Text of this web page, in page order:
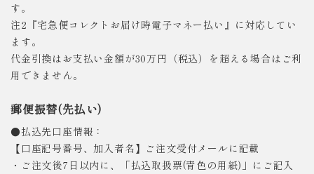
す。
注2『宅急便コレクトお届け時電子マネー払い』に対応してい
ます。
代金引換はお支払い金額が30万円（税込）を超える場合はご利
用できません。
郵便振替(先払い)
●払込先口座情報：
【口座記号番号、加入者名】ご注文受付メールに記載
・ご注文後7日以内に、「払込取扱票(青色の用紙)」にご記入